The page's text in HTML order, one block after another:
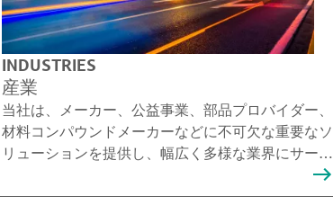
INDUSTRIES
産業
当社は、メーカー、公益事業、部品プロバイダー、
材料コンパウンドメーカーなどに不可欠な重要なソ
リューションを提供し、幅広く多様な業界にサービ